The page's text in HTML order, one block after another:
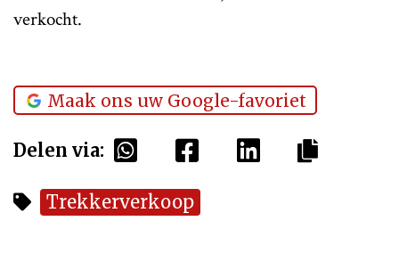
verkocht.
Maak ons uw Google-favoriet
Delen via:
Trekkerverkoop